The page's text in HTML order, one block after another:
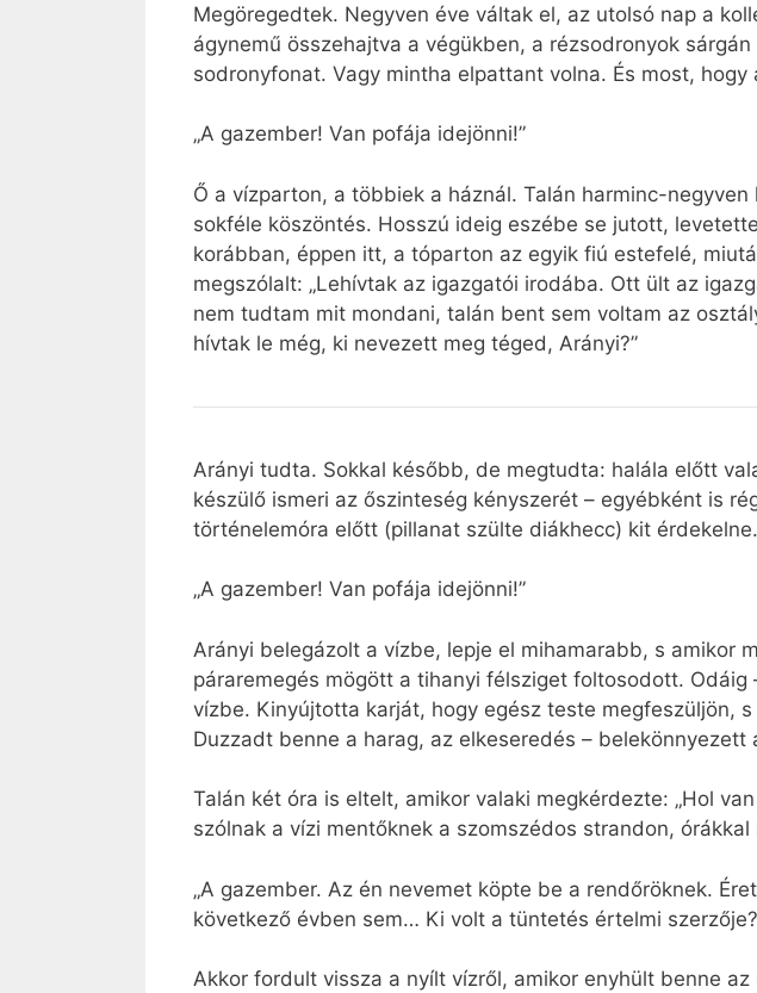
Megöregedtek. Negyven éve váltak el, az utolsó nap a
ágynemű összehajtva a végükben, a rézsodronyok
sodronyfonat. Vagy mintha elpattant volna. És most,
„A gazember! Van pofája idejönni!”
Ő a vízparton, a többiek a háznál. Talán harminc-negyven
sokféle köszöntés. Hosszú ideig eszébe se jutott,
korábban, éppen itt, a tóparton az egyik fiú estefelé,
megszólalt: „Lehívtak az igazgatói irodába. Ott ült az
nem tudtam mit mondani, talán bent sem voltam az
hívtak le még, ki nevezett meg téged, Arányi?”
Arányi tudta. Sokkal később, de megtudta: halála előtt
készülő ismeri az őszinteség kényszerét – egyébként is
történelemóra előtt (pillanat szülte diákhecc) kit érdekelne.
„A gazember! Van pofája idejönni!”
Arányi belegázolt a vízbe, lepje el mihamarabb, s amikor
páraremegés mögött a tihanyi félsziget foltosodott.
vízbe. Kinyújtotta karját, hogy egész teste megfeszüljön,
Duzzadt benne a harag, az elkeseredés –
Talán két óra is eltelt, amikor valaki megkérdezte: „Hol
szólnak a vízi mentőknek a szomszédos strandon,
„A gazember. Az én nevemet köpte be a rendőröknek.
következő évben sem… Ki volt a tüntetés értelmi
Akkor fordult vissza a nyílt vízről, amikor enyhült benne